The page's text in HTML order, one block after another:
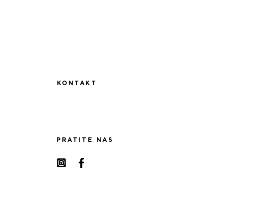
KONTAKT
PRATITE NAS